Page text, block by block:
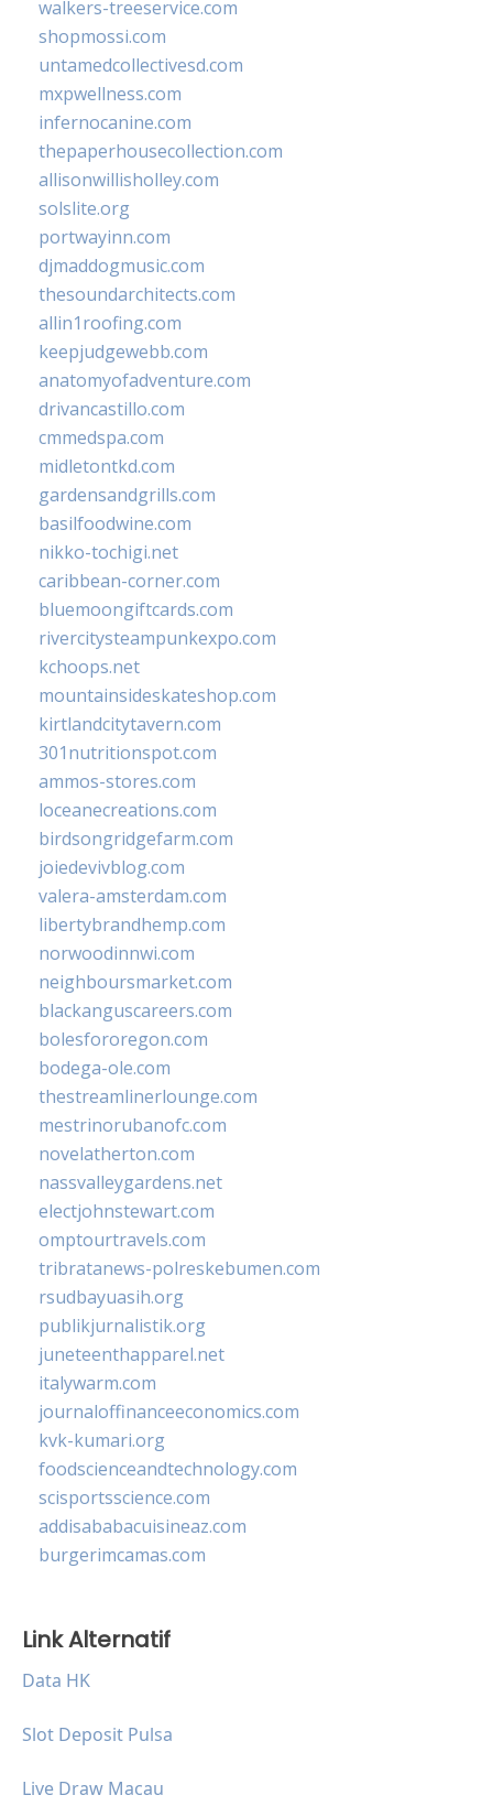
walkers-treeservice.com
shopmossi.com
untamedcollectivesd.com
mxpwellness.com
infernocanine.com
thepaperhousecollection.com
allisonwillisholley.com
solslite.org
portwayinn.com
djmaddogmusic.com
thesoundarchitects.com
allin1roofing.com
keepjudgewebb.com
anatomyofadventure.com
drivancastillo.com
cmmedspa.com
midletontkd.com
gardensandgrills.com
basilfoodwine.com
nikko-tochigi.net
caribbean-corner.com
bluemoongiftcards.com
rivercitysteampunkexpo.com
kchoops.net
mountainsideskateshop.com
kirtlandcitytavern.com
301nutritionspot.com
ammos-stores.com
loceanecreations.com
birdsongridgefarm.com
joiedevivblog.com
valera-amsterdam.com
libertybrandhemp.com
norwoodinnwi.com
neighboursmarket.com
blackanguscareers.com
bolesfororegon.com
bodega-ole.com
thestreamlinerlounge.com
mestrinorubanofc.com
novelatherton.com
nassvalleygardens.net
electjohnstewart.com
omptourtravels.com
tribratanews-polreskebumen.com
rsudbayuasih.org
publikjurnalistik.org
juneteenthapparel.net
italywarm.com
journaloffinanceeconomics.com
kvk-kumari.org
foodscienceandtechnology.com
scisportsscience.com
addisababacuisineaz.com
burgerimcamas.com
Link Alternatif
Data HK
Slot Deposit Pulsa
Live Draw Macau